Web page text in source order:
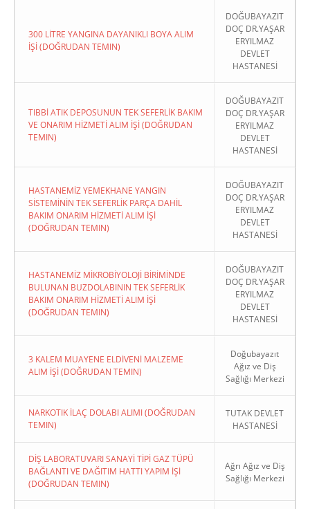
300 LİTRE YANGINA DAYANIKLI BOYA ALIM
İŞİ (DOĞRUDAN TEMIN)
DOĞUBAYAZIT
DOÇ DR.YAŞAR
ERYILMAZ
DEVLET
HASTANESİ
TIBBİ ATIK DEPOSUNUN TEK SEFERLİK BAKIM
VE ONARIM HİZMETİ ALIM İŞİ (DOĞRUDAN
TEMIN)
DOĞUBAYAZIT
DOÇ DR.YAŞAR
ERYILMAZ
DEVLET
HASTANESİ
HASTANEMİZ YEMEKHANE YANGIN
SİSTEMİNİN TEK SEFERLİK PARÇA DAHİL
BAKIM ONARIM HİZMETİ ALIM İŞİ
(DOĞRUDAN TEMIN)
DOĞUBAYAZIT
DOÇ DR.YAŞAR
ERYILMAZ
DEVLET
HASTANESİ
HASTANEMİZ MİKROBİYOLOJİ BİRİMİNDE
BULUNAN BUZDOLABININ TEK SEFERLİK
BAKIM ONARIM HİZMETİ ALIM İŞİ
(DOĞRUDAN TEMIN)
DOĞUBAYAZIT
DOÇ DR.YAŞAR
ERYILMAZ
DEVLET
HASTANESİ
3 KALEM MUAYENE ELDİVENİ MALZEME
ALIM İŞİ (DOĞRUDAN TEMIN)
Doğubayazıt
Ağız ve Diş
Sağlığı Merkezi
NARKOTIK İLAÇ DOLABI ALIMI (DOĞRUDAN
TEMIN)
TUTAK DEVLET
HASTANESİ
DİŞ LABORATUVARI SANAYİ TİPİ GAZ TÜPÜ
BAĞLANTI VE DAĞITIM HATTI YAPIM İŞİ
(DOĞRUDAN TEMIN)
Ağrı Ağız ve Diş
Sağlığı Merkezi